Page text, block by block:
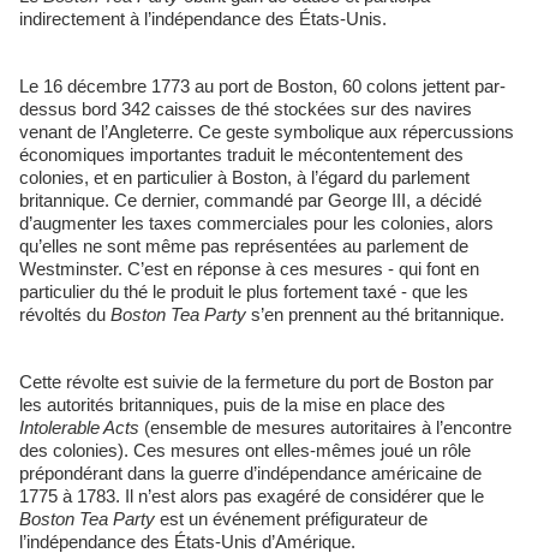
indirectement à l’indépendance des États-Unis.
Le 16 décembre 1773 au port de Boston, 60 colons jettent par-
dessus bord 342 caisses de thé stockées sur des navires
venant de l’Angleterre. Ce geste symbolique aux répercussions
économiques importantes traduit le mécontentement des
colonies, et en particulier à Boston, à l’égard du parlement
britannique. Ce dernier, commandé par George III, a décidé
d’augmenter les taxes commerciales pour les colonies, alors
qu’elles ne sont même pas représentées au parlement de
Westminster. C’est en réponse à ces mesures - qui font en
particulier du thé le produit le plus fortement taxé - que les
révoltés du Boston Tea Party s’en prennent au thé britannique.
Cette révolte est suivie de la fermeture du port de Boston par
les autorités britanniques, puis de la mise en place des
Intolerable Acts (ensemble de mesures autoritaires à l’encontre
des colonies). Ces mesures ont elles-mêmes joué un rôle
prépondérant dans la guerre d’indépendance américaine de
1775 à 1783. Il n’est alors pas exagéré de considérer que le
Boston Tea Party est un événement préfigurateur de
l’indépendance des États-Unis d’Amérique.